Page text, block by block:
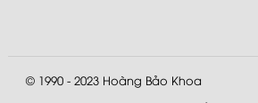
© 1990 - 2023 Hoàng Bảo Khoa